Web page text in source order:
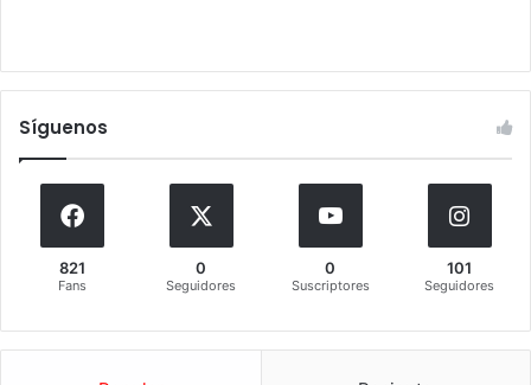
Síguenos
821
Fans
0
Seguidores
0
Suscriptores
101
Seguidores